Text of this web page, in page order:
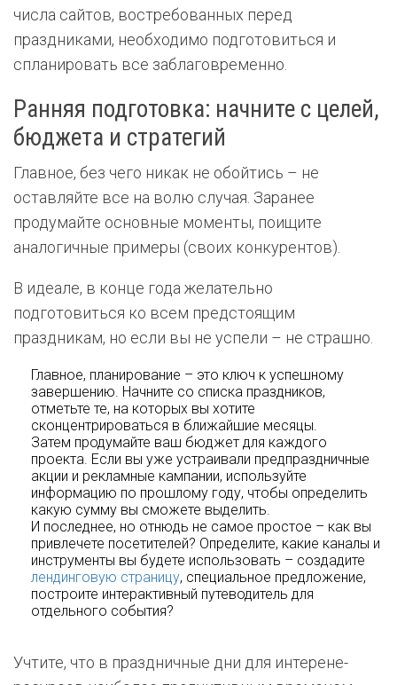
числа сайтов, востребованных перед
праздниками, необходимо подготовиться и
спланировать все заблаговременно.
Ранняя подготовка: начните с целей,
бюджета и стратегий
Главное, без чего никак не обойтись – не
оставляйте все на волю случая. Заранее
продумайте основные моменты, поищите
аналогичные примеры (своих конкурентов).
В идеале, в конце года желательно
подготовиться ко всем предстоящим
праздникам, но если вы не успели – не страшно.
Главное, планирование – это ключ к успешному
завершению. Начните со списка праздников,
отметьте те, на которых вы хотите
сконцентрироваться в ближайшие месяцы.
Затем продумайте ваш бюджет для каждого
проекта. Если вы уже устраивали предпраздничные
акции и рекламные кампании, используйте
информацию по прошлому году, чтобы определить
какую сумму вы сможете выделить.
И последнее, но отнюдь не самое простое – как вы
привлечете посетителей? Определите, какие каналы и
инструменты вы будете использовать – создадите
лендинговую страницу, специальное предложение,
построите интерактивный путеводитель для
отдельного события?
Учтите, что в праздничные дни для интерене-